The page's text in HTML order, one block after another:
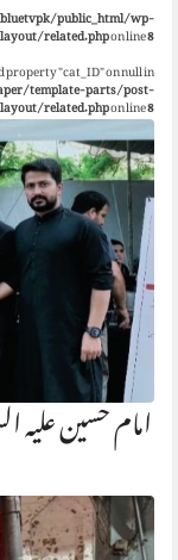
public_html/wp-
related.phpon line8
"cat_ID" on null in
template-parts/post-
layout/related.phpon line8
امام حسین